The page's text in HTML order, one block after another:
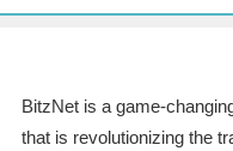
BitzNet is a game-
that is revolutionizing the